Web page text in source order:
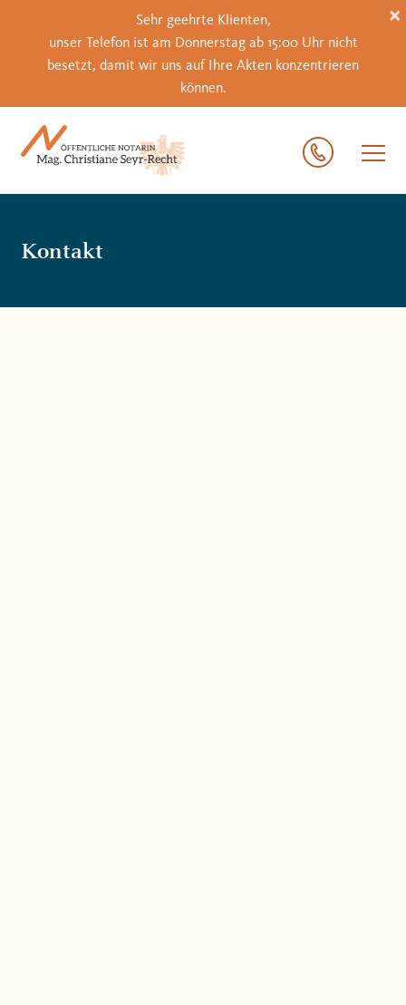
Sehr geehrte Klienten,
unser Telefon ist am Donnerstag ab 15:00 Uhr nicht
besetzt, damit wir uns auf Ihre Akten konzentrieren
können.
×
Kontakt